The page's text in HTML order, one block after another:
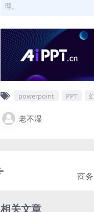
理。
powerpoint PPT
老不湿
商
相关文章